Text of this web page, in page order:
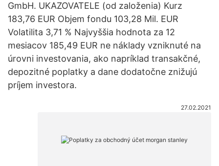
GmbH. UKAZOVATELE (od založenia) Kurz
183,76 EUR Objem fondu 103,28 Mil. EUR
Volatilita 3,71 % Najvyššia hodnota za 12
mesiacov 185,49 EUR ne náklady vzniknuté na
úrovni investovania, ako napríklad transakčné,
depozitné poplatky a dane dodatočne znižujú
príjem investora.
27.02.2021